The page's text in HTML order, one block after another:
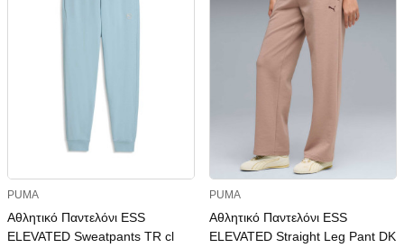
PUMA
Αθλητικό Παντελόνι ESS
ELEVATED Sweatpants TR cl
PUMA
Αθλητικό Παντελόνι ESS
ELEVATED Straight Leg Pant DK